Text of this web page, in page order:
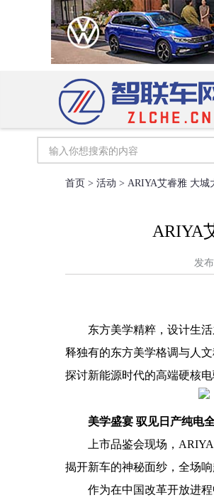
首页 > 活动 > ARIYA艾睿雅 大城
ARIYA
发
东方美学精粹，设计生
释独有的东方美学格调与人
探讨新能源时代的高端硬核
美学盛宴 驭见日产纯电
上市品鉴会现场，
揭开新车的神秘面纱，全场响
作为在中国改革开放进